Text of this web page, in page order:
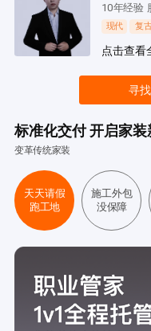
10年经验
现代 复
点击查看
寻
标准化交付 开启家装
变革传统家装
天天请假
跑工地
施工外包
没保障